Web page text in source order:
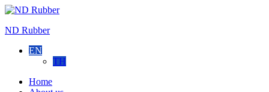
Skip
content
ND Rubber
EN
TH
Home